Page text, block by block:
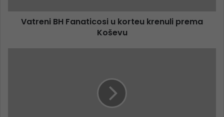
Vatreni BH Fanaticosi u korteu krenuli prema
Koševu